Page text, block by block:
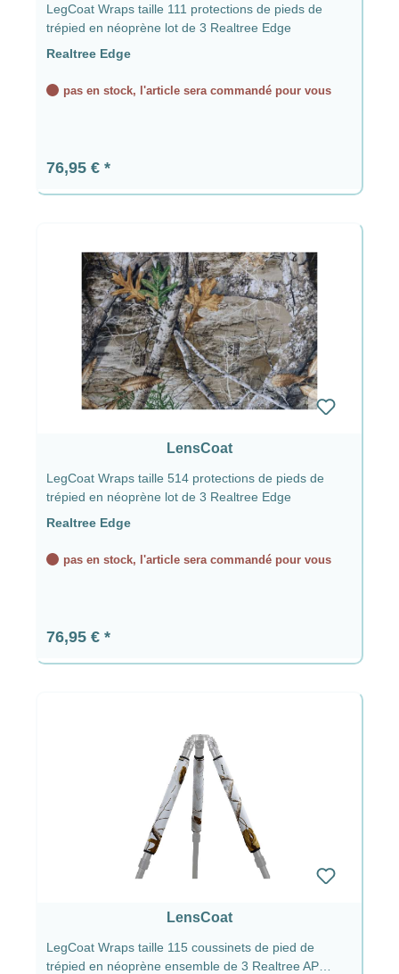
LegCoat Wraps taille 111 protections de pieds de
trépied en néoprène lot de 3 Realtree Edge
Realtree Edge
pas en stock, l'article sera commandé pour vous
Prix régulier :
76,95 €
LensCoat
LegCoat Wraps taille 514 protections de pieds de
trépied en néoprène lot de 3 Realtree Edge
Realtree Edge
pas en stock, l'article sera commandé pour vous
Prix régulier :
76,95 €
LensCoat
LegCoat Wraps taille 115 coussinets de pied de
trépied en néoprène ensemble de 3 Realtree AP